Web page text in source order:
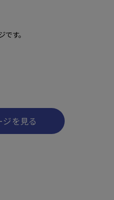
す。
を見る